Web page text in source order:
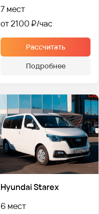
7 мест
от 2100 ₽
Рассчитать
Подробнее
Hyundai Starex
6 мест